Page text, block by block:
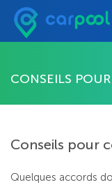
CONSEILS
Conseils pour
Quelques accords